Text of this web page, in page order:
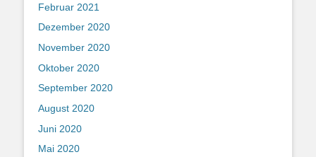
Februar 2021
Dezember 2020
November 2020
Oktober 2020
September 2020
August 2020
Juni 2020
Mai 2020